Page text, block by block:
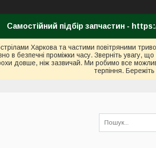
Самостійний підбір запчастин -
Харкова та частими повітряними
в безпечні проміжки часу. Зверніть увагу,
довше, ніж зазвичай. Ми робимо все
терпіння.